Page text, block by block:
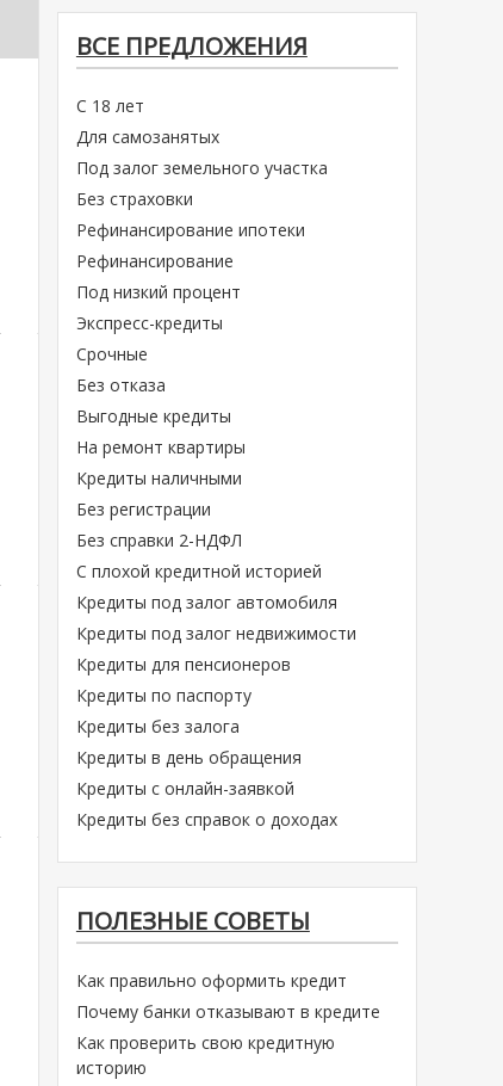
ВСЕ ПРЕДЛОЖЕНИЯ
С 18 лет
Для самозанятых
Под залог земельного участка
Без страховки
Рефинансирование ипотеки
Рефинансирование
Под низкий процент
Экспресс-кредиты
Срочные
Без отказа
Выгодные кредиты
На ремонт квартиры
Кредиты наличными
Без регистрации
Без справки 2-НДФЛ
С плохой кредитной историей
Кредиты под залог автомобиля
Кредиты под залог недвижимости
Кредиты для пенсионеров
Кредиты по паспорту
Кредиты без залога
Кредиты в день обращения
Кредиты с онлайн-заявкой
Кредиты без справок о доходах
ПОЛЕЗНЫЕ СОВЕТЫ
Как правильно оформить кредит
Почему банки отказывают в кредите
Как проверить свою кредитную
историю